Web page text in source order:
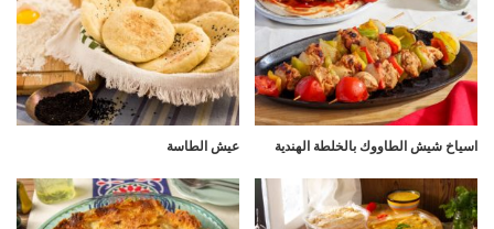
اسياخ شيش الطاووك بالخلطة الهندية عيش الطاسة